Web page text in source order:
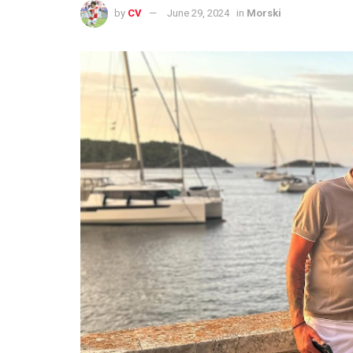
by CV June 29, 2024 in Morski